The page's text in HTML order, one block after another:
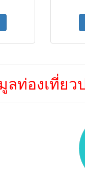
ลท่องเที่ยว